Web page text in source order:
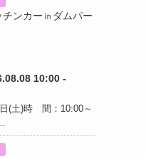
ンカー㏌ダムパー
10:00 -
(土)時 間：10:00～